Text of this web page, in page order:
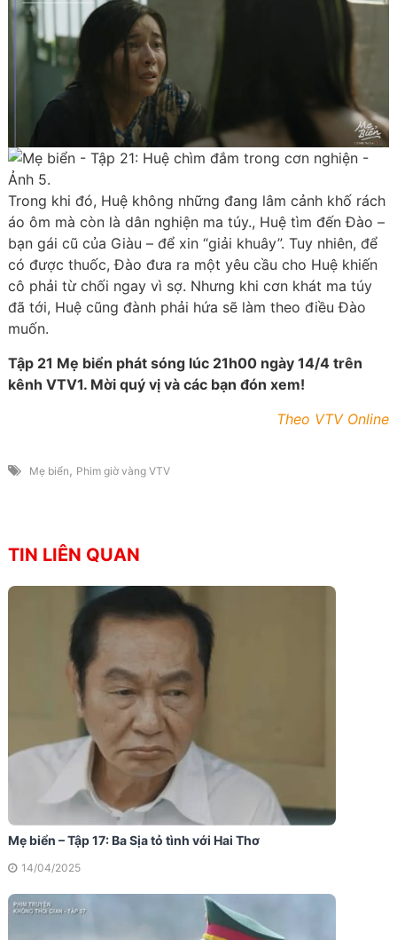
Trong khi đó, Huệ không những đang lâm cảnh khố rách
áo ôm mà còn là dân nghiện ma túy., Huệ tìm đến Đào –
bạn gái cũ của Giàu – để xin “giải khuây”. Tuy nhiên, để
có được thuốc, Đào đưa ra một yêu cầu cho Huệ khiến
cô phải từ chối ngay vì sợ. Nhưng khi cơn khát ma túy
đã tới, Huệ cũng đành phải hứa sẽ làm theo điều Đào
muốn.
Tập 21 Mẹ biển phát sóng lúc 21h00 ngày 14/4 trên
kênh VTV1. Mời quý vị và các bạn đón xem!
Theo VTV Online
Mẹ biển , Phim giờ vàng VTV
TIN LIÊN QUAN
Mẹ biển – Tập 17: Ba Sịa tỏ tình với Hai Thơ
14/04/2025